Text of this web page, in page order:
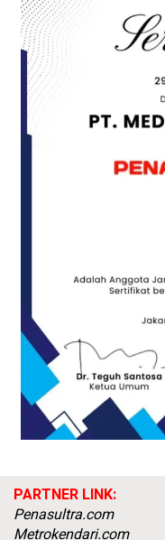
PARTNER LINK:
Penasultra.com
Metrokendari.com